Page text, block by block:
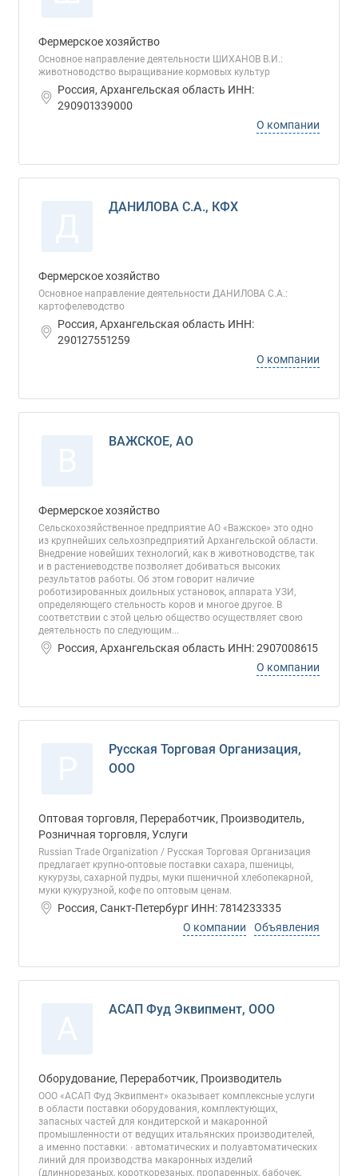
Фермерское хозяйство
Основное направление деятельности ШИХАНОВ В.И.:
животноводство выращивание кормовых культур
Россия, Архангельская область ИНН:
290901339000
О компании
ДАНИЛОВА С.А., КФХ
Фермерское хозяйство
Основное направление деятельности ДАНИЛОВА С.А.:
картофелеводство
Россия, Архангельская область ИНН:
290127551259
О компании
ВАЖСКОЕ, АО
Фермерское хозяйство
Сельскохозяйственное предприятие АО «Важское» это одно
из крупнейших сельхозпредприятий Архангельской области.
Внедрение новейших технологий, как в животноводстве, так
и в растениеводстве позволяет добиваться высоких
результатов работы. Об этом говорит наличие
роботизированных доильных установок, аппарата УЗИ,
определяющего стельность коров и многое другое. В
соответствии с этой целью общество осуществляет свою
деятельность по следующим...
Россия, Архангельская область ИНН: 2907008615
О компании
Русская Торговая Организация,
ООО
Оптовая торговля, Переработчик, Производитель,
Розничная торговля, Услуги
Russian Trade Organization / Русская Торговая Организация
предлагает крупно-оптовые поставки сахара, пшеницы,
кукурузы, сахарной пудры, муки пшеничной хлебопекарной,
муки кукурузной, кофе по оптовым ценам.
Россия, Санкт-Петербург ИНН: 7814233335
О компании
Объявления
АСАП Фуд Эквипмент, ООО
Оборудование, Переработчик, Производитель
ООО «АСАП Фуд Эквипмент» оказывает комплексные услуги
в области поставки оборудования, комплектующих,
запасных частей для кондитерской и макаронной
промышленности от ведущих итальянских производителей,
а именно поставки: ∙ автоматических и полуавтоматических
линий для производства макаронных изделий
(длиннорезаных, короткорезаных, пропаренных, бабочек,